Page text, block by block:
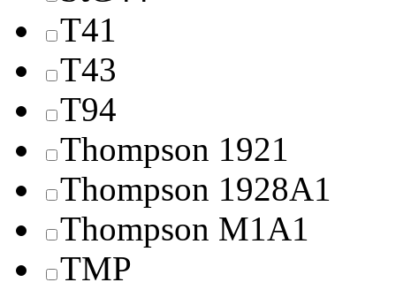
T41
T43
T94
Thompson 1921
Thompson 1928A1
Thompson M1A1
TMP